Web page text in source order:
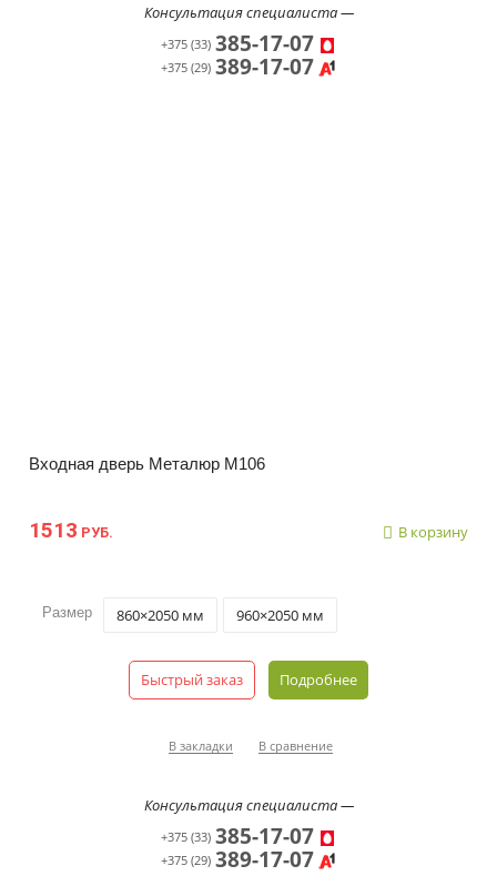
Консультация специалиста —
+375 (33) 385-17-07
+375 (29) 389-17-07
Входная дверь Металюр М106
1513 РУБ. В корзину
Размер 860×2050 мм 960×2050 мм
Быстрый заказ Подробнее
В закладки В сравнение
Консультация специалиста —
+375 (33) 385-17-07
+375 (29) 389-17-07